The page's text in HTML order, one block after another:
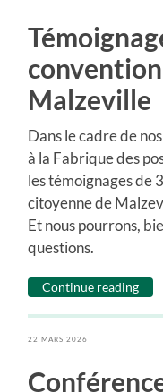
Malzeville
Dans le cadre de
à la Fabrique des
les témoignages de
citoyenne de
Et nous pourrons,
questions.
Continue reading
22 MARS 2026